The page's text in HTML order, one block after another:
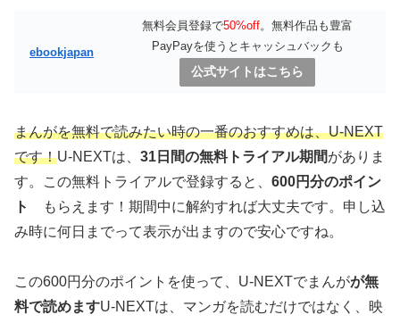
ebookjapan
無料会員登録で50%off。無料作品も豊富
PayPayを使うとキャッシュバックも
公式サイトはこちら
まんがを無料で読みたい時の一番のおすすめは、U-NEXT
です！U-NEXTは、 31日間の無料トライアル期間がありま
す。この無料トライアルで登録すると、 600円分のポイン
ト
もらえます！期間中に解約すれば大丈夫です。申し込
み時に何日までって表示が出ますので安心ですね。
この600円分のポイントを使って、U-NEXTでまんがが無
料で読めますU-NEXTは、マンガを読むだけではなく、映